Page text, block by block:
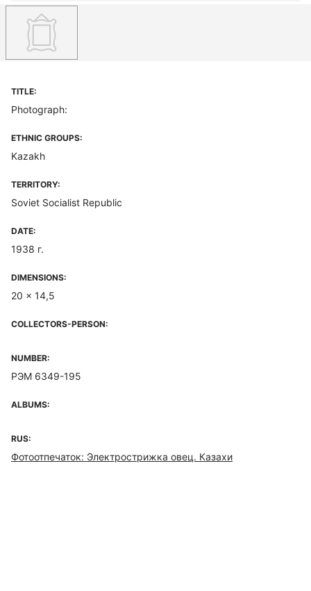
TITLE:
Photograph:
ETHNIC GROUPS:
Kazakh
TERRITORY:
Soviet Socialist Republic
DATE:
1938 г.
DIMENSIONS:
20 x 14,5
COLLECTORS-PERSON:
NUMBER:
РЭМ 6349-195
ALBUMS:
RUS:
Фотоотпечаток: Электрострижка овец. Казахи